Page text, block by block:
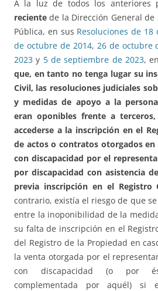
A la luz de todos los anteriores
reciente de la Dirección General de
Pública, en sus Resoluciones de
de octubre de 2014, 26 de octubre
2023 y 5 de septiembre de 2023,
que, en tanto no tenga lugar su
Civil, las resoluciones judiciales
y medidas de apoyo a la
eran oponibles frente a
accederse a la inscripción en el
de actos o contratos otorgados
con discapacidad por el
por discapacidad con asistencia
previa inscripción en el Registro
contrario, existía el riesgo de que
entre la inoponibilidad de la
su falta de inscripción en el
del Registro de la Propiedad en
la venta otorgada por el
con discapacidad (o por
complementada por aquél) si